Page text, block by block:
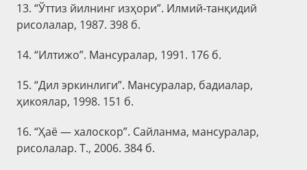
13. “Ўттиз йилнинг изҳори”. Илмий-танқидий
рисолалар, 1987. 398 б.
14. “Илтижо”. Мансуралар, 1991. 176 б.
15. “Дил эркинлиги”. Мансуралар, бадиалар,
ҳикоялар, 1998. 151 б.
16. “Ҳаё — халоскор”. Сайланма, мансуралар,
рисолалар. Т., 2006. 384 б.